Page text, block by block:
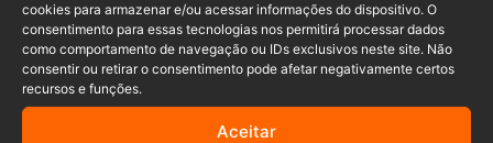
cookies para armazenar e/ou acessar informações do dispositivo. O
consentimento para essas tecnologias nos permitirá processar dados
como comportamento de navegação ou IDs exclusivos neste site. Não
consentir ou retirar o consentimento pode afetar negativamente certos
recursos e funções.
Aceitar
Créditos: PMSC
>>>>> LEIA TAMBÉM:Colisão entre dois carros deixa
duas vítimas em Pomerode; Uma delas é gestante